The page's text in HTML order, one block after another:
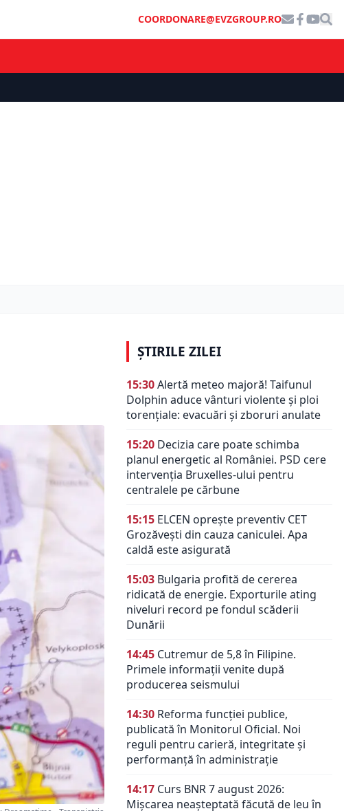
COORDONARE@EVZGROUP.RO
ȘTIRILE ZILEI
15:30Alertă meteo majoră! Taifunul
Dolphin aduce vânturi violente și ploi
torențiale: evacuări și zboruri anulate
15:20 Decizia care poate schimba
planul energetic al României. PSD cere
intervenția Bruxelles-ului pentru
centralele pe cărbune
15:15 ELCEN oprește preventiv CET
Grozăvești din cauza caniculei. Apa
caldă este asigurată
15:03 Bulgaria profită de cererea
ridicată de energie. Exporturile ating
niveluri record pe fondul scăderii
Dunării
14:45 Cutremur de 5,8 în Filipine.
Primele informații venite după
producerea seismului
14:30 Reforma funcției publice,
publicată în Monitorul Oficial. Noi
reguli pentru carieră, integritate și
performanță în administrație
14:17 Curs BNR 7 august 2026:
Mișcarea neașteptată făcută de leu în